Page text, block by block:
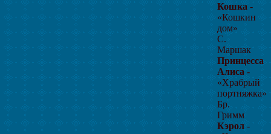
Кошка -
«Кошкин
дом»
С.
Маршак
Принцесса
Алиса -
«Храбрый
портняжка»
Бр.
Гримм
Кэрол -